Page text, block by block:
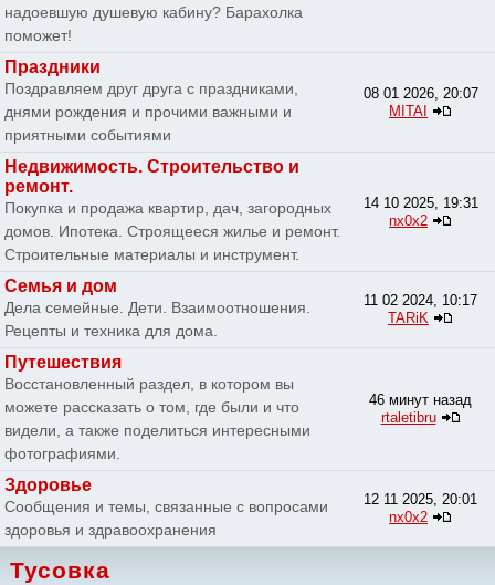
надоевшую душевую кабину? Барахолка
поможет!
Праздники
Поздравляем друг друга с праздниками,
днями рождения и прочими важными и
приятными событиями
08 01 2026, 20:07
MITAI
Недвижимость. Строительство и
ремонт.
Покупка и продажа квартир, дач, загородных
домов. Ипотека. Строящееся жилье и ремонт.
Строительные материалы и инструмент.
14 10 2025, 19:31
nx0x2
Семья и дом
Дела семейные. Дети. Взаимоотношения.
Рецепты и техника для дома.
11 02 2024, 10:17
TARiK
Путешествия
Восстановленный раздел, в котором вы
можете рассказать о том, где были и что
видели, а также поделиться интересными
фотографиями.
46 минут назад
rtaletibru
Здоровье
Сообщения и темы, связанные с вопросами
здоровья и здравоохранения
12 11 2025, 20:01
nx0x2
Тусовка